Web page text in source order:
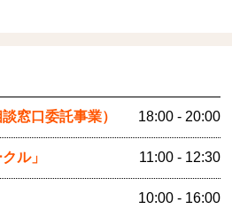
窓口委託事業） 18:00 - 20:00
ル」 11:00 - 12:30
10:00 - 16:00